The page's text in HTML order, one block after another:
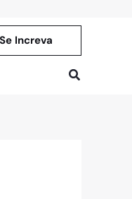
Se Increva
Pesquisar